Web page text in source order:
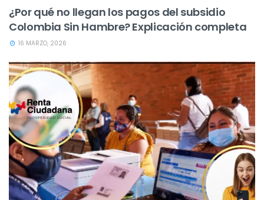
¿Por qué no llegan los pagos del subsidio
Colombia Sin Hambre? Explicación completa
16 MARZO, 2026